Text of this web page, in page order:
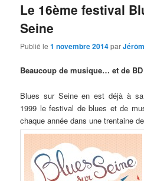
Le 16ème festival
Seine
Publié le1 novembre 2014par
Beaucoup de musique… et de
Blues sur Seine en est déjà à
1999 le festival de blues et de
chaque année dans une trentaine